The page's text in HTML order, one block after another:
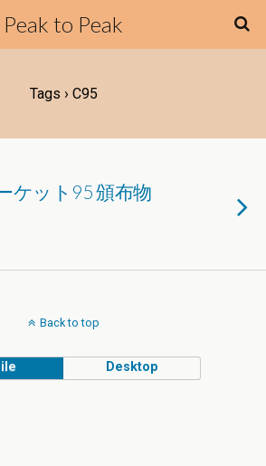
Peak to Peak
Tags › C95
ケット95 頒布物
Back to top
Desktop